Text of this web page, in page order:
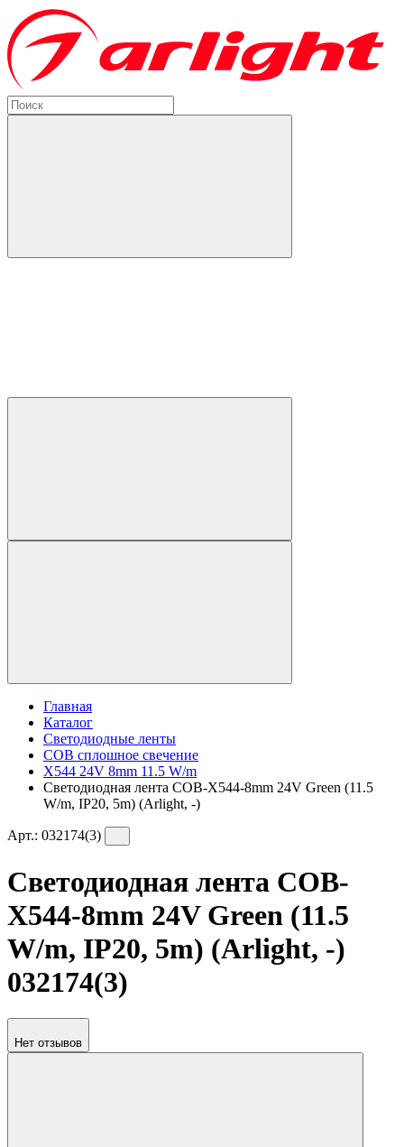
Главная
Каталог
Светодиодные ленты
COB сплошное свечение
X544 24V 8mm 11.5 W/m
Светодиодная лента COB-X544-8mm 24V Green (11.5
W/m, IP20, 5m) (Arlight, -)
Арт.: 032174(3)
Светодиодная лента COB-
X544-8mm 24V Green (11.5
W/m, IP20, 5m) (Arlight, -)
032174(3)
Нет отзывов